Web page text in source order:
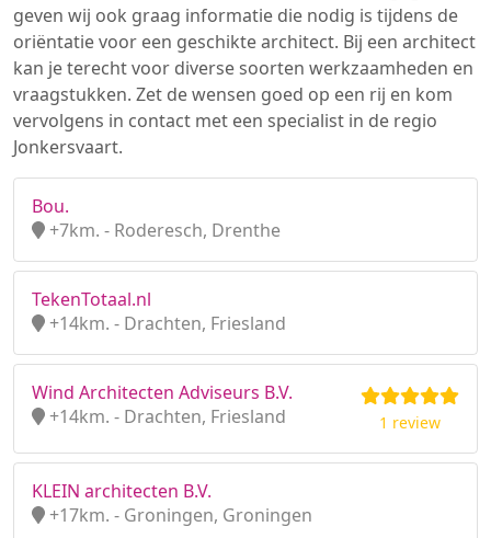
geven wij ook graag informatie die nodig is tijdens de
oriëntatie voor een geschikte architect. Bij een architect
kan je terecht voor diverse soorten werkzaamheden en
vraagstukken. Zet de wensen goed op een rij en kom
vervolgens in contact met een specialist in de regio
Jonkersvaart.
Bou.
+7km. - Roderesch, Drenthe
TekenTotaal.nl
+14km. - Drachten, Friesland
Wind Architecten Adviseurs B.V.
+14km. - Drachten, Friesland
1 review
KLEIN architecten B.V.
+17km. - Groningen, Groningen